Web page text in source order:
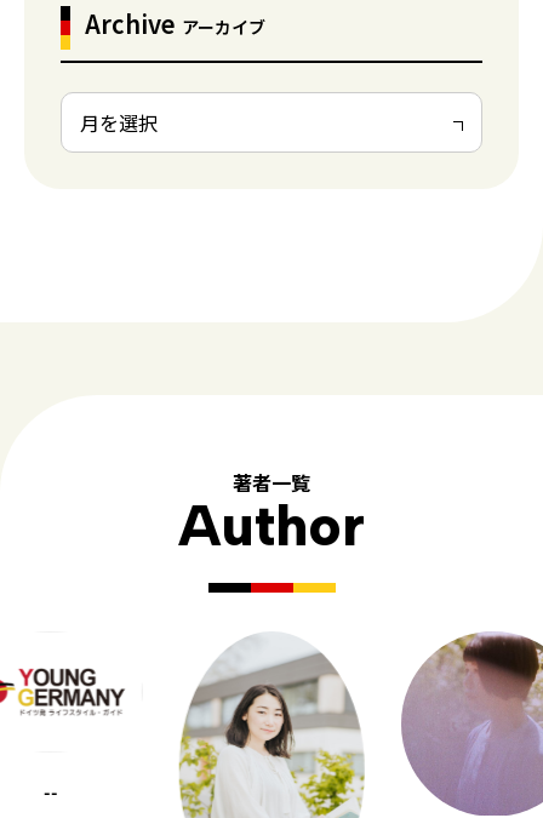
Archive アーカイブ
著者一覧
Author
--